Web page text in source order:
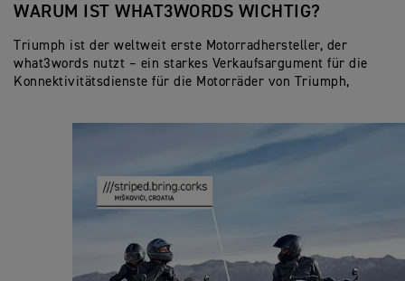
WARUM IST WHAT3WORDS WICHTIG?
Triumph ist der weltweit erste Motorradhersteller, der
what3words nutzt – ein starkes Verkaufsargument für die
Konnektivitätsdienste für die Motorräder von Triumph,